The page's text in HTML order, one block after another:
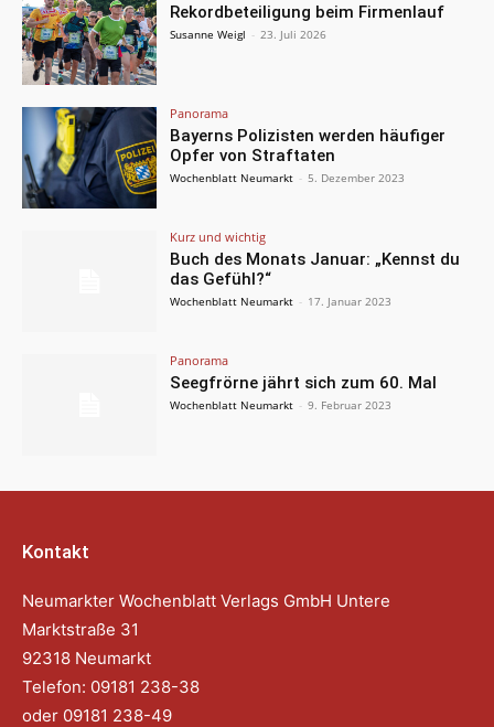
Rekordbeteiligung beim Firmenlauf
Susanne Weigl - 23. Juli 2026
Panorama
Bayerns Polizisten werden häufiger
Opfer von Straftaten
Wochenblatt Neumarkt - 5. Dezember 2023
Kurz und wichtig
Buch des Monats Januar: „Kennst du
das Gefühl?“
Wochenblatt Neumarkt - 17. Januar 2023
Panorama
Seegfrörne jährt sich zum 60. Mal
Wochenblatt Neumarkt - 9. Februar 2023
Kontakt
Neumarkter Wochenblatt Verlags GmbH Untere
Marktstraße 31
92318 Neumarkt
Telefon: 09181 238-38
oder 09181 238-49